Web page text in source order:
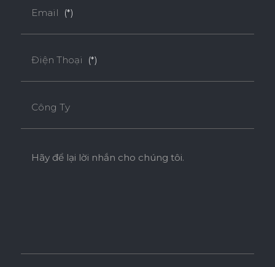
Email (*)
Điện Thoại (*)
Công Ty
Hãy để lại lời nhắn cho chúng tôi.